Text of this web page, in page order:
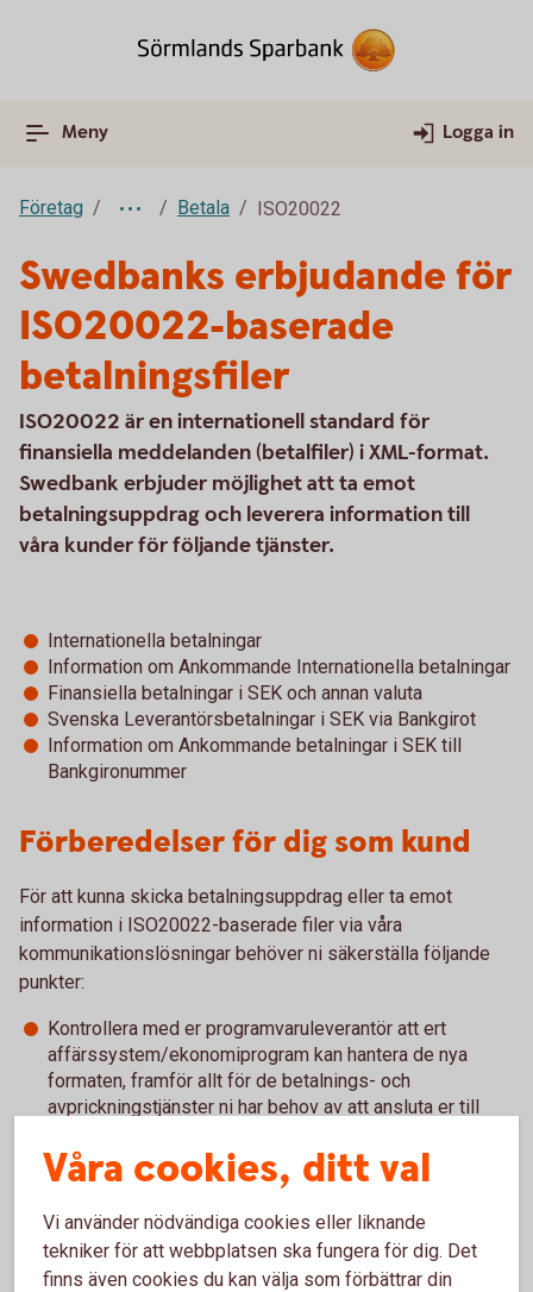
Meny Logga in
Företag Betala ISO20022
Swedbanks erbjudande för
ISO20022-baserade
betalningsfiler
ISO20022 är en internationell standard för
finansiella meddelanden (betalfiler) i XML-format.
Swedbank erbjuder möjlighet att ta emot
betalningsuppdrag och leverera information till
våra kunder för följande tjänster.
Internationella betalningar
Information om Ankommande Internationella betalningar
Finansiella betalningar i SEK och annan valuta
Svenska Leverantörsbetalningar i SEK via Bankgirot
Information om Ankommande betalningar i SEK till
Bankgironummer
Förberedelser för dig som kund
För att kunna skicka betalningsuppdrag eller ta emot
information i ISO20022-baserade filer via våra
kommunikationslösningar behöver ni säkerställa följande
punkter:
Kontrollera med er programvaruleverantör att ert
affärssystem/ekonomiprogram kan hantera de nya
formaten, framför allt för de betalnings- och
avprickningstjänster ni har behov av att ansluta er till
Kontakta ert bankkontor, Swedbank eller Sparbank för
att teckna avtal om det nya filformatet samt de
betaltjänster som är aktuella för ISO20022. Det gäller
även för kunder som redan idag använder någon av våra
filtjänster
Våra cookies, ditt val
Vi använder nödvändiga cookies eller liknande
tekniker för att webbplatsen ska fungera för dig. Det
finns även cookies du kan välja som förbättrar din